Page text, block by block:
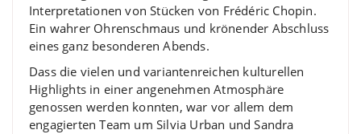
Interpretationen von Stücken von Frédéric Chopin.
Ein wahrer Ohrenschmaus und krönender Abschluss
eines ganz besonderen Abends.
Dass die vielen und variantenreichen kulturellen
Highlights in einer angenehmen Atmosphäre
genossen werden konnten, war vor allem dem
engagierten Team um Silvia Urban und Sandra